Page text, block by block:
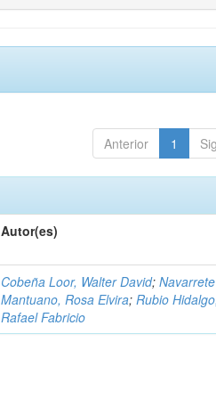
Anterior 1
Autor(es)
Cobeña Loor, Walter David;Navarrete
Mantuano, Rosa Elvira;Rubio Hidalgo,
Rafael Fabricio